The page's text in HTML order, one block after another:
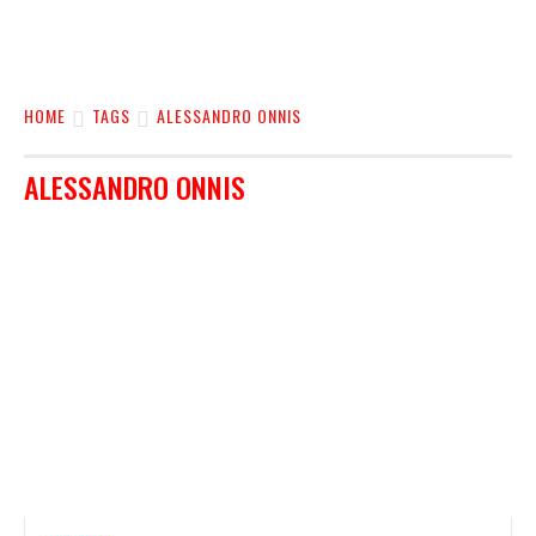
HOME TAGS ALESSANDRO ONNIS
ALESSANDRO ONNIS